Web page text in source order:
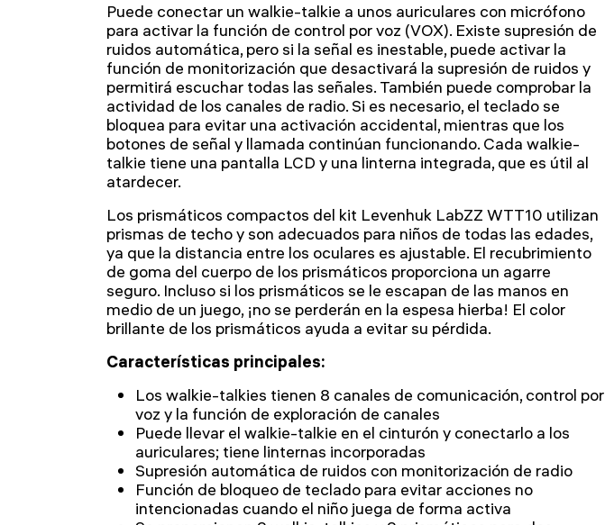
Puede conectar un walkie-talkie a unos auriculares con micrófono
para activar la función de control por voz (VOX). Existe supresión de
ruidos automática, pero si la señal es inestable, puede activar la
función de monitorización que desactivará la supresión de ruidos y
permitirá escuchar todas las señales. También puede comprobar la
actividad de los canales de radio. Si es necesario, el teclado se
bloquea para evitar una activación accidental, mientras que los
botones de señal y llamada continúan funcionando. Cada walkie-
talkie tiene una pantalla LCD y una linterna integrada, que es útil al
atardecer.
Los prismáticos compactos del kit Levenhuk LabZZ WTT10 utilizan
prismas de techo y son adecuados para niños de todas las edades,
ya que la distancia entre los oculares es ajustable. El recubrimiento
de goma del cuerpo de los prismáticos proporciona un agarre
seguro. Incluso si los prismáticos se le escapan de las manos en
medio de un juego, ¡no se perderán en la espesa hierba! El color
brillante de los prismáticos ayuda a evitar su pérdida.
Características principales:
Los walkie-talkies tienen 8 canales de comunicación, control por
voz y la función de exploración de canales
Puede llevar el walkie-talkie en el cinturón y conectarlo a los
auriculares; tiene linternas incorporadas
Supresión automática de ruidos con monitorización de radio
Función de bloqueo de teclado para evitar acciones no
intencionadas cuando el niño juega de forma activa